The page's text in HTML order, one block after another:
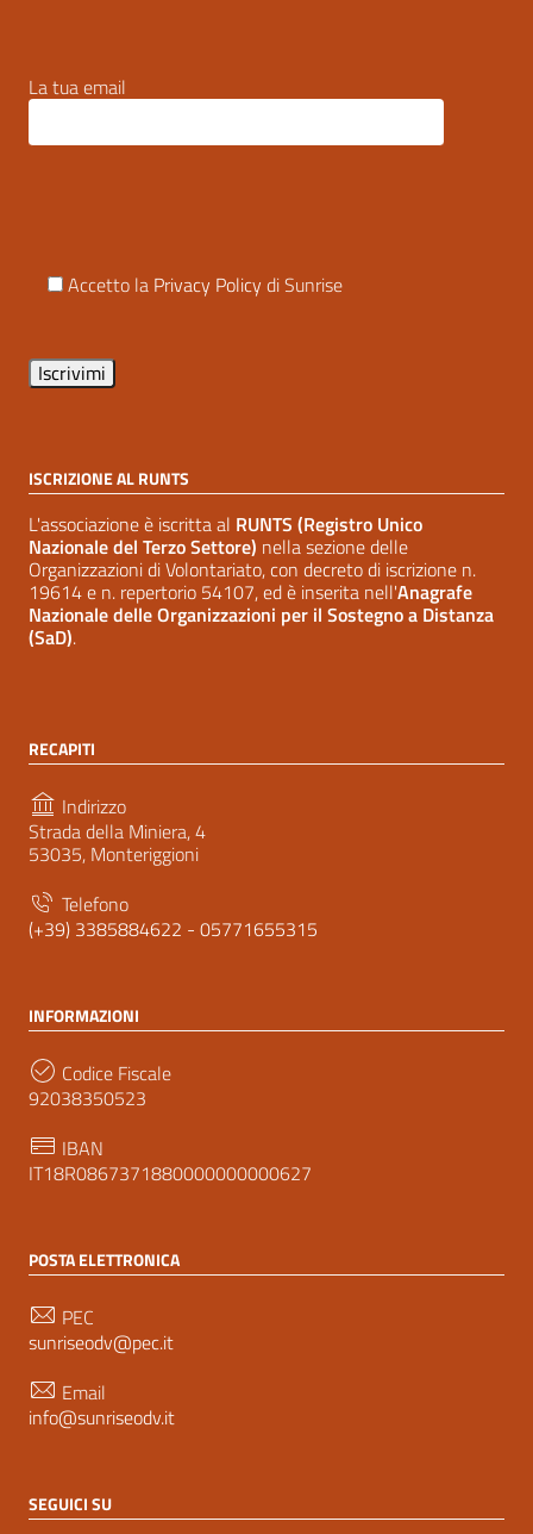
La tua email
Accetto la Privacy Policy di Sunrise
ISCRIZIONE AL RUNTS
L'associazione è iscritta al RUNTS (Registro Unico
Nazionale del Terzo Settore) nella sezione delle
Organizzazioni di Volontariato, con decreto di iscrizione n.
19614 e n. repertorio 54107, ed è inserita nell'Anagrafe
Nazionale delle Organizzazioni per il Sostegno a Distanza
(SaD).
RECAPITI
Indirizzo
Strada della Miniera, 4
53035, Monteriggioni
Telefono
(+39) 3385884622 - 05771655315
INFORMAZIONI
Codice Fiscale
92038350523
IBAN
IT18R0867371880000000000627
POSTA ELETTRONICA
PEC
sunriseodv@pec.it
Email
info@sunriseodv.it
SEGUICI SU